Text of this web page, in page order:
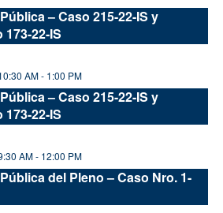
– Caso 215-22-IS y
22-IS
AM- 1:00 PM
– Caso 215-22-IS y
22-IS
AM- 12:00 PM
del Pleno – Caso Nro. 1-